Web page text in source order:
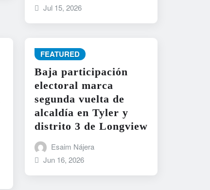
Jul 15, 2026
FEATURED
Baja participación
electoral marca
segunda vuelta de
alcaldía en Tyler y
distrito 3 de Longview
Esaim Nájera
Jun 16, 2026